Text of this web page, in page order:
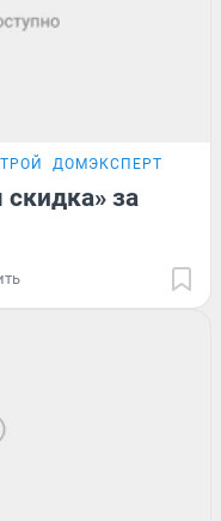
ДОМЭКСПЕРТ
скидка» за